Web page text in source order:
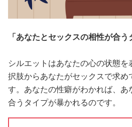
「あなたとセックスの相性が合う
シルエットはあなたの心の状態
択肢からあなたがセックスで求め
す。あなたの性癖がわかれば、あ
合うタイプが暴かれるのです。